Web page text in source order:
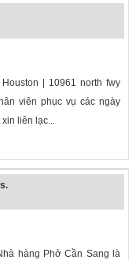
| 10961 north fwy
viên phục vụ các ngày
liên lạc...
hàng Phở Cần Sang là